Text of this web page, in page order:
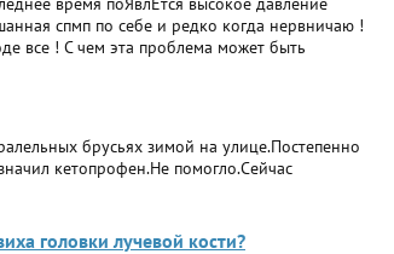
спмп по себе и редко когда нервничаю !
все ! С чем эта проблема может быть
брусьях зимой на улице.Постепенно
кетопрофен.Не помогло.Сейчас
головки лучевой кости?